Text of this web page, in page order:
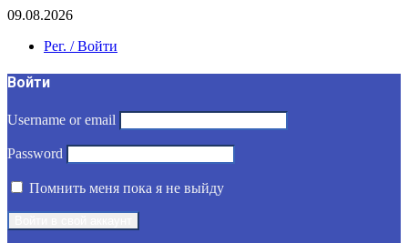
09.08.2026
Рег. / Войти
Войти
Username or email
Password
Помнить меня пока я не выйду